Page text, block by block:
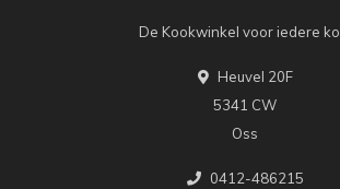
De Kookwinkel voor iedere
Heuvel 20F
5341 CW
Oss
0412-486215